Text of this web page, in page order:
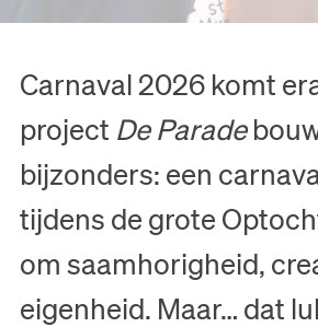
Carnaval 2026 komt
project De Parade
bijzonders: een
tijdens de grote
om saamhorigheid,
eigenheid. Maar… dat